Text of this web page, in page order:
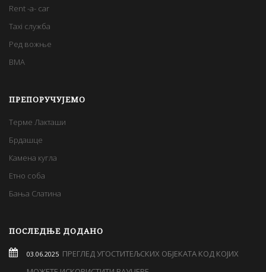
Rent -a- car
Taxi служба
Ред вожње
BMA
ПРЕПОРУЧУЈЕМО
Терме Лакташи
Брдашце
Камена кугла
Етно соба
Бања Слатина
ПОСЛЕДЊЕ ДОДАНО
03.06.2025 ПРЕГЛЕД УГОСТИТЕЉСКИХ ОБЈЕКАТА КОД КОЈИХ